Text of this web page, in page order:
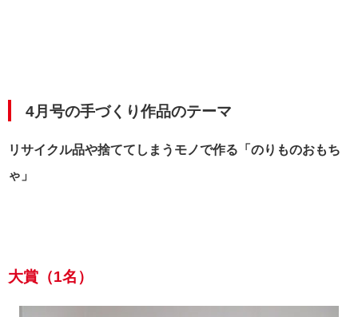
4月号の手づくり作品のテーマ
リサイクル品や捨ててしまうモノで作る「のりものおもち
ゃ」
大賞（1名）